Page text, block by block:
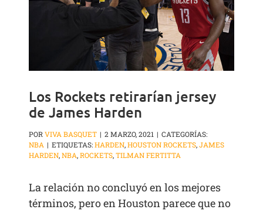
Los Rockets retirarían jersey
de James Harden
PORVIVA BASQUET | 2 MARZO, 2021 | CATEGORÍAS:
NBA | ETIQUETAS:HARDEN,HOUSTON ROCKETS,JAMES
HARDEN,NBA,ROCKETS,TILMAN FERTITTA
La relación no concluyó en los mejores
términos, pero en Houston parece que no